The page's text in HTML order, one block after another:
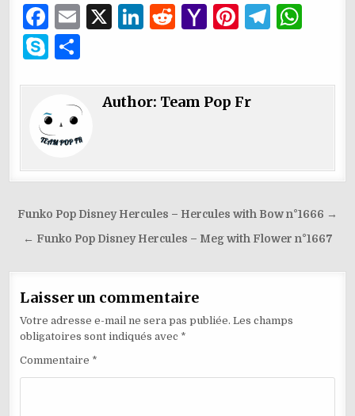
F
a
c
e
b
o
o
E
l
X
Li
e
R
di
Y
o
ai
Pi
re
T
g s
p
S
p
e
ta
g
er
Author: Team Pop Fr
Navigation
de
Funko Pop Disney Hercules – Hercules with Bow n°1666 →
← Funko Pop Disney Hercules – Meg with Flower n°1667
Laisser un commentaire
Votre adresse e-mail ne sera pas publiée. Les champs
obligatoires sont indiqués avec *
Commentaire *